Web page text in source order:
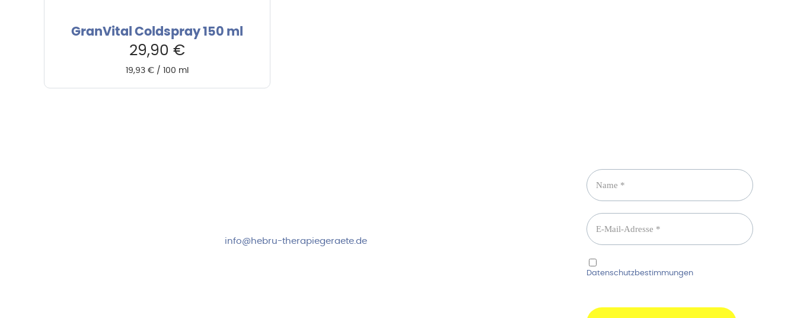
GranVital Coldspray 150 ml
29,90€
19,93€ / 100 ml
info@hebru-therapiegeraete.de
Datenschutzbestimmungen